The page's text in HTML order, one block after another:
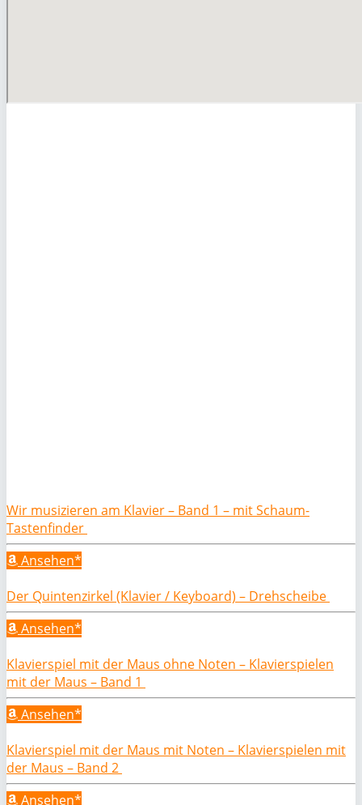
Wir musizieren am Klavier – Band 1 – mit Schaum-
Tastenfinder
Ansehen*
Der Quintenzirkel (Klavier / Keyboard) – Drehscheibe
Ansehen*
Klavierspiel mit der Maus ohne Noten – Klavierspielen
mit der Maus – Band 1
Ansehen*
Klavierspiel mit der Maus mit Noten – Klavierspielen mit
der Maus – Band 2
Ansehen*